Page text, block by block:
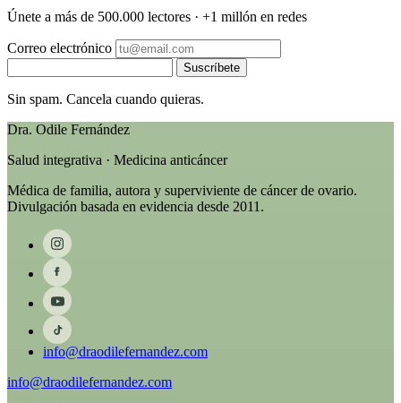
Únete a más de 500.000 lectores · +1 millón en redes
Correo electrónico
Suscríbete
Sin spam. Cancela cuando quieras.
Dra. Odile Fernández
Salud integrativa · Medicina anticáncer
Médica de familia, autora y superviviente de cáncer de ovario.
Divulgación basada en evidencia desde 2011.
info@draodilefernandez.com
info@draodilefernandez.com